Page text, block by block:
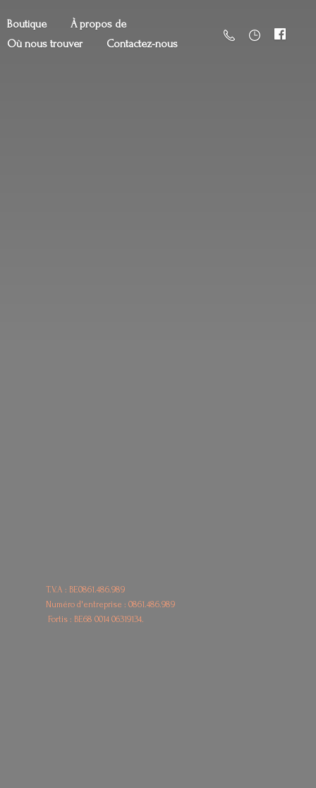
Boutique
À propos de
Où nous trouver
Contactez-nous
T.V.A : BE0861.486.989
Numéro d'entreprise : 0861.486.989
Fortis : BE680014 06319134.